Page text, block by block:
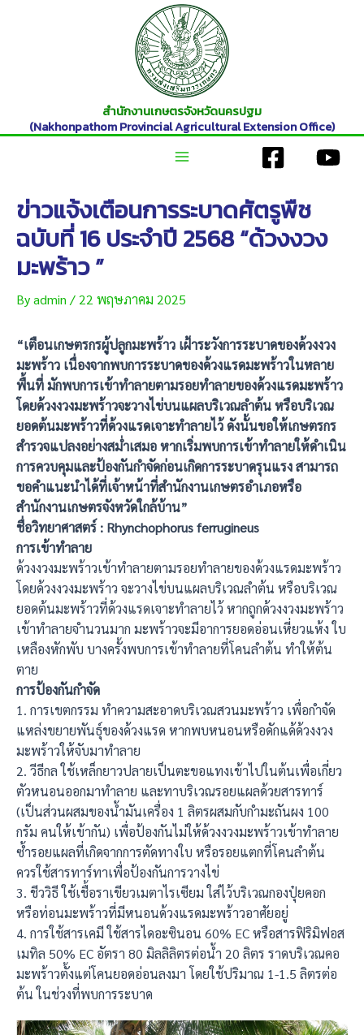
สำนักงานเกษตรจังหวัดนครปฐม
(Nakhonpathom Provincial Agricultural Extension Office)
Menu
ข่าวแจ้งเตือนการระบาดศัตรูพืช
ฉบับที่ 16 ประจำปี 2568 “ด้วงงวง
มะพร้าว ”
Byadmin /22 พฤษภาคม 2025
“เตือนเกษตรกรผู้ปลูกมะพร้าว เฝ้าระวังการระบาดของด้วงงวง
มะพร้าว เนื่องจากพบการระบาดของด้วงแรดมะพร้าวในหลาย
พื้นที่ มักพบการเข้าทำลายตามรอยทำลายของด้วงแรดมะพร้าว
โดยด้วงงวงมะพร้าวจะวางไข่บนแผลบริเวณลำต้น หรือบริเวณ
ยอดต้นมะพร้าวที่ด้วงแรดเจาะทำลายไว้ ดังนั้นขอให้เกษตรกร
สำรวจแปลงอย่างสม่ำเสมอ หากเริ่มพบการเข้าทำลายให้ดำเนิน
การควบคุมและป้องกันกำจัดก่อนเกิดการระบาดรุนแรง สามารถ
ขอคำแนะนำได้ที่เจ้าหน้าที่สำนักงานเกษตรอำเภอหรือ
สำนักงานเกษตรจังหวัดใกล้บ้าน”
ชื่อวิทยาศาสตร์ : Rhynchophorus ferrugineus
การเข้าทำลาย
ด้วงงวงมะพร้าวเข้าทำลายตามรอยทำลายของด้วงแรดมะพร้าว
โดยด้วงงวงมะพร้าว จะวางไข่บนแผลบริเวณลำต้น หรือบริเวณ
ยอดต้นมะพร้าวที่ด้วงแรดเจาะทำลายไว้ หากถูกด้วงงวงมะพร้าว
เข้าทำลายจำนวนมาก มะพร้าวจะมีอาการยอดอ่อนเหี่ยวแห้ง ใบ
เหลืองหักพับ บางครั้งพบการเข้าทำลายที่โคนลำต้น ทำให้ต้น
ตาย
การป้องกันกำจัด
1. การเขตกรรม ทำความสะอาดบริเวณสวนมะพร้าว เพื่อกำจัด
แหล่งขยายพันธุ์ของด้วงแรด หากพบหนอนหรือดักแด้ด้วงงวง
มะพร้าวให้จับมาทำลาย
2. วีธีกล ใช้เหล็กยาวปลายเป็นตะขอแทงเข้าไปในต้นเพื่อเกี่ยว
ตัวหนอนออกมาทำลาย และทาบริเวณรอยแผลด้วยสารทาร์
(เป็นส่วนผสมของน้ำมันเครื่อง 1 ลิตรผสมกับกำมะถันผง 100
กรัม คนให้เข้ากัน) เพื่อป้องกันไม่ให้ด้วงงวงมะพร้าวเข้าทำลาย
ซ้ำรอยแผลที่เกิดจากการตัดทางใบ หรือรอยแตกที่โคนลำต้น
ควรใช้สารทาร์ทาเพื่อป้องกันการวางไข่
3. ชีววิธี ใช้เชื้อราเขียวเมตาไรเซียม ใส่ไว้บริเวณกองปุ๋ยคอก
หรือท่อนมะพร้าวที่มีหนอนด้วงแรดมะพร้าวอาศัยอยู่
4. การใช้สารเคมี ใช้สารไดอะซินอน 60% EC หรือสารฟิริมิฟอส
เมทิล 50% EC อัตรา 80 มิลลิลิตรต่อน้ำ 20 ลิตร ราดบริเวณคอ
มะพร้าวตั้งแต่โคนยอดอ่อนลงมา โดยใช้ปริมาณ 1-1.5 ลิตรต่อ
ต้น ในช่วงที่พบการระบาด